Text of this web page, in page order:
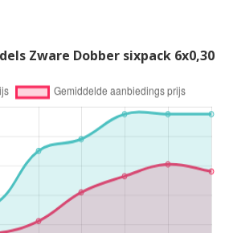
Zware Dobber sixpack 6x0,30